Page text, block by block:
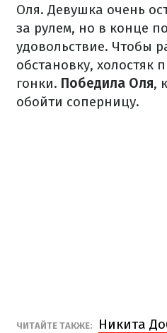
Оля. Девушка очень
за рулем, но в конце
удовольствие. Чтобы
обстановку, холостяк
гонки. Победила Оля,
обойти соперницу.
ЧИТАЙТЕ ТАКЖЕ:
Никита